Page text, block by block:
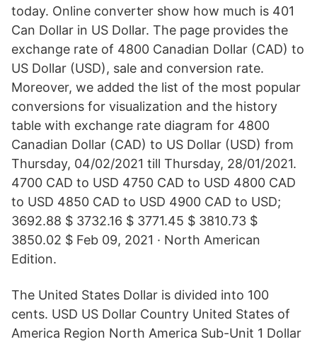
today. Online converter show how much is 401
Can Dollar in US Dollar. The page provides the
exchange rate of 4800 Canadian Dollar (CAD) to
US Dollar (USD), sale and conversion rate.
Moreover, we added the list of the most popular
conversions for visualization and the history
table with exchange rate diagram for 4800
Canadian Dollar (CAD) to US Dollar (USD) from
Thursday, 04/02/2021 till Thursday, 28/01/2021.
4700 CAD to USD 4750 CAD to USD 4800 CAD
to USD 4850 CAD to USD 4900 CAD to USD;
3692.88 $ 3732.16 $ 3771.45 $ 3810.73 $
3850.02 $ Feb 09, 2021 · North American
Edition.
The United States Dollar is divided into 100
cents. USD US Dollar Country United States of
America Region North America Sub-Unit 1 Dollar